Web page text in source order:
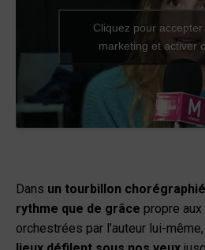
Cliquez pour
marketing et activer
Dans un tourbillon
rythme que de grâce propre
orchestrées par l’auteur lui-même,